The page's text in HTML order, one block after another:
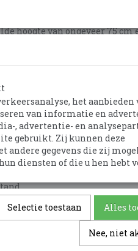
Poul Petersen, ook
aantrekkelijke aanvulling
hoogte van ongeveer 75
groene blad heeft een
staan, zelfs in de winter,
blijft. De bloei vindt
bloeiaren die een mooie
in zowel zon als
keuze is voor
van een natuurlijke
het aanbieden
van informatie en
, advertentie- en
gebruikt. Zij kunnen deze
gegevens die zij
diensten of die u hen hebt
Selectie toestaan Alles
Nee, niet